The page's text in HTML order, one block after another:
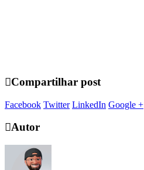
Compartilhar post
Facebook Twitter LinkedIn Google +
Autor